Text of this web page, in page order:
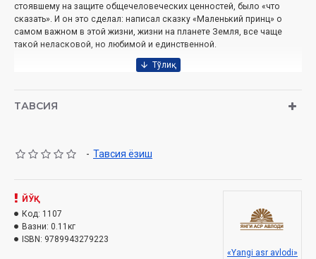
стоявшему на защите общечеловеческих ценностей, было «что
сказать». И он это сделал: написал сказку «Малень­кий принц» о
самом важном в этой жизни, жизни на пла­нете Земля, все чаще
такой неласковой, но любимой и единственной.
Дата:2017
ISBN:
Размер:84x108 1/32
Обложка:мягкий
ТАВСИЯ
- Тавсия ёзиш
ЙЎҚ
Код: 1107
Вазни: 0.11кг
ISBN: 9789943279223
«Yangi asr avlodi»